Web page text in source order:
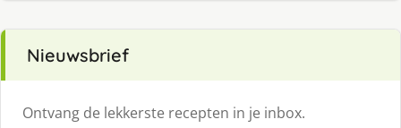
Nieuwsbrief
Ontvang de lekkerste recepten in je inbox.